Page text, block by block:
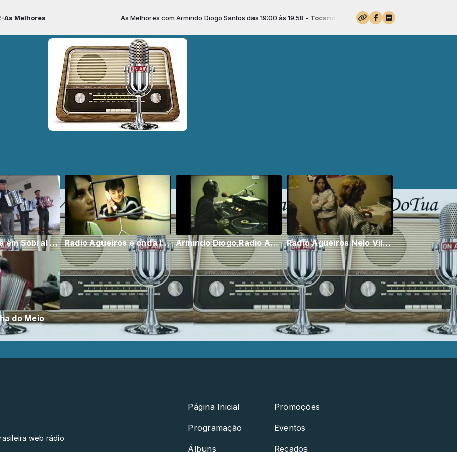
As Melhores com Armindo Diogo Santos das 19:00 às 19:58 -Tocando agora: 02-As Melhores
O Sol Nasce em Sobral Magro Radio Agueiros e onda livre Armindo Diogo,Radio Agueiros,Programa em 1988,Felgueiras Radio Agueiros Nelo Vilaça e Clotilde
do Meio
web rádio
Página Inicial
Programação
Álbuns
Promoções
Eventos
Recados